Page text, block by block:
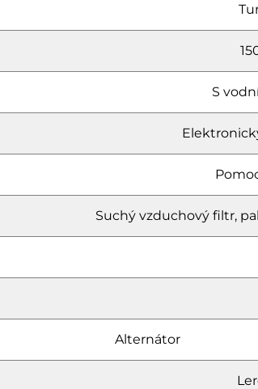
S
Suchý vzduchový filtr,
Alternátor